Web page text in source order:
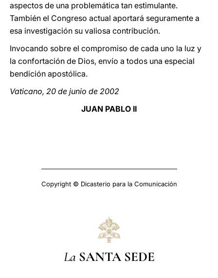
aspectos de una problemática tan estimulante.
También el Congreso actual aportará seguramente a
esa investigación su valiosa contribución.
Invocando sobre el compromiso de cada uno la luz y
la confortación de Dios, envío a todos una especial
bendición apostólica.
Vaticano, 20 de junio de 2002
JUAN PABLO II
Copyright © Dicasterio para la Comunicación
La SANTA SEDE